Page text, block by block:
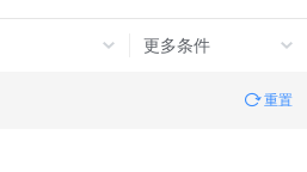
更多条件
重置